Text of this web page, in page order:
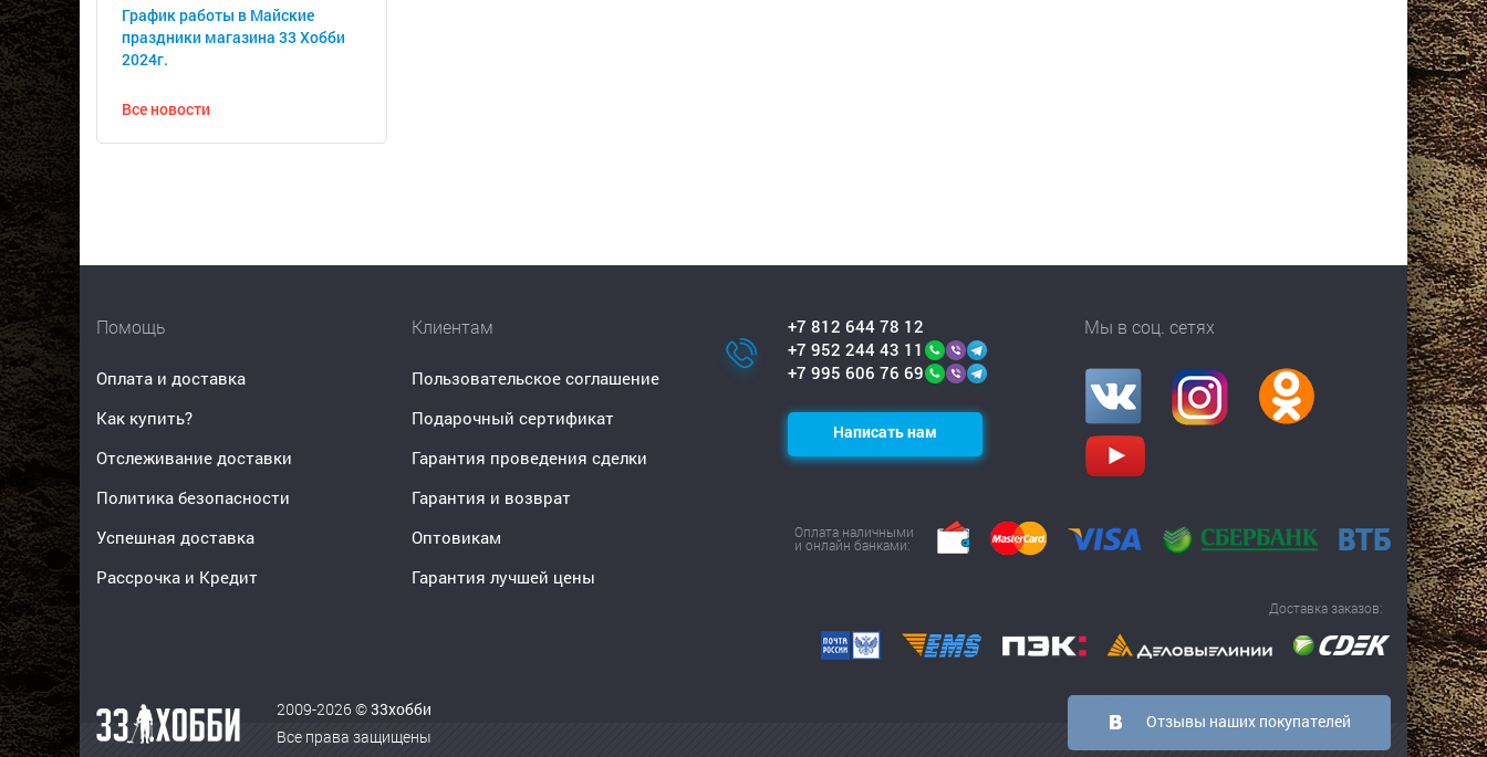
График работы в Майские
праздники магазина 33 Хобби
2024г.
Все новости
Помощь
Оплата и доставка
Как купить?
Отслеживание доставки
Политика безопасности
Успешная доставка
Рассрочка и Кредит
Клиентам
Пользовательское соглашение
Подарочный сертификат
Гарантия проведения сделки
Гарантия и возврат
Оптовикам
Гарантия лучшей цены
+7 812 644 78 12
+7 952 244 43 11
+7 995 606 76 69
Написать нам
Мы в соц. сетях
Оплата наличными
и онлайн банками:
Доставка заказов:
2009-2026 ©33хобби
Все права защищены
Отзывы наших покупателей